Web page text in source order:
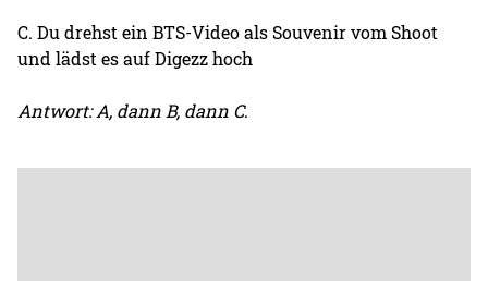
C. Du drehst ein BTS-Video als Souvenir vom Shoot
und lädst es auf Digezz hoch
Antwort: A, dann B, dann C.